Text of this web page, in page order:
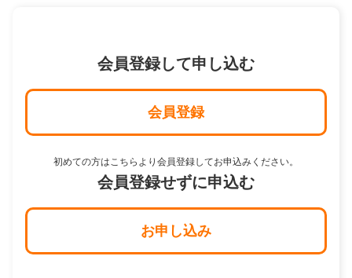
会員登録して申し込む
会員登録
初めての方はこちらより会員登録してお申込みください。
会員登録せずに申込む
お申し込み